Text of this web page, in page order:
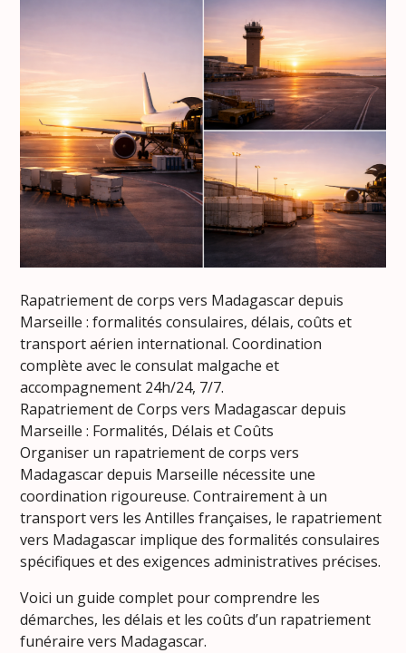
Rapatriement de corps vers Madagascar depuis
Marseille : formalités consulaires, délais, coûts et
transport aérien international. Coordination
complète avec le consulat malgache et
accompagnement 24h/24, 7/7.
Rapatriement de Corps vers Madagascar depuis
Marseille : Formalités, Délais et Coûts
Organiser un rapatriement de corps vers
Madagascar depuis Marseille nécessite une
coordination rigoureuse. Contrairement à un
transport vers les Antilles françaises, le rapatriement
vers Madagascar implique des formalités consulaires
spécifiques et des exigences administratives précises.
Voici un guide complet pour comprendre les
démarches, les délais et les coûts d’un rapatriement
funéraire vers Madagascar.